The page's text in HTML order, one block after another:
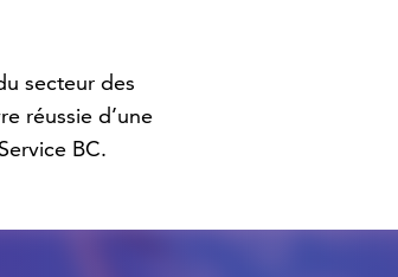
secteur des
réussie d’une
BC.